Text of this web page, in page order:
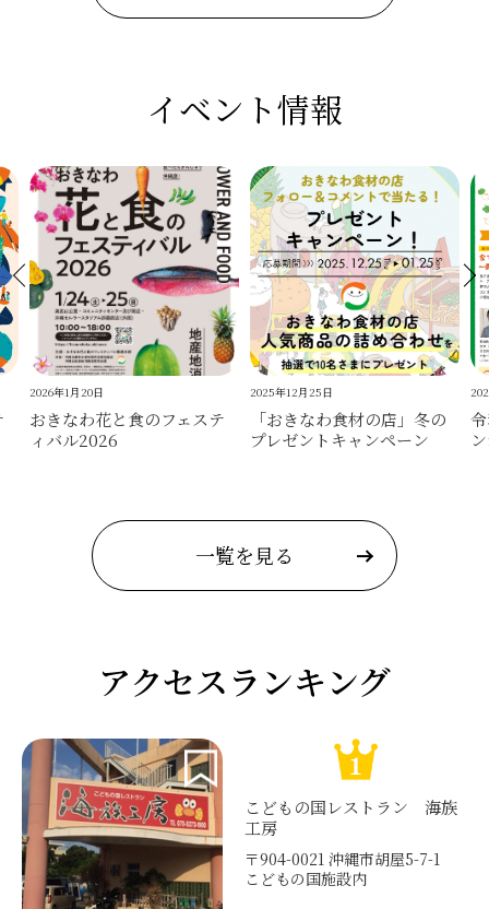
イベント情報
2026年1月20日
おきなわ花と食のフェステ
ィバル2026
2025年12月25日
「おきなわ食材の店」冬の
プレゼントキャンペーン
一覧を見る
アクセスランキング
こどもの国レストラン 海族
工房
〒904-0021 沖縄市胡屋5-7-1
こどもの国施設内